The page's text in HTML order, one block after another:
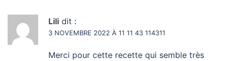
Lili dit :
3 NOVEMBRE 2022 À 11 11 43 114311
Merci pour cette recette qui semble très